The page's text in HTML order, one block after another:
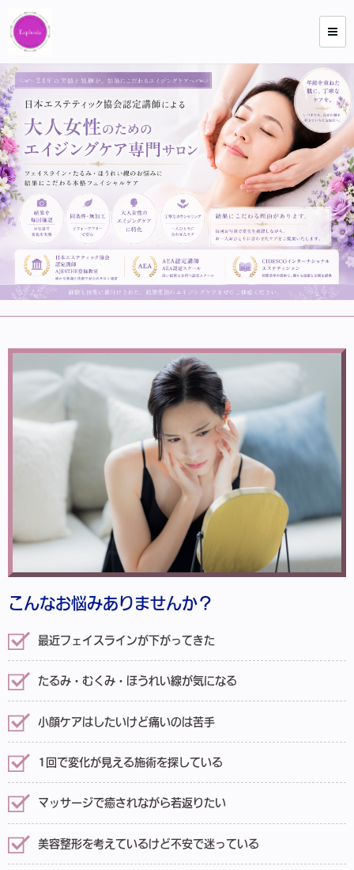
こんなお悩みありませんか？
最近フェイスラインが下がってきた
たるみ・むくみ・ほうれい線が気になる
小顔ケアはしたいけど痛いのは苦手
1回で変化が見える施術を探している
マッサージで癒されながら若返りたい
美容整形を考えているけど不安で迷っている